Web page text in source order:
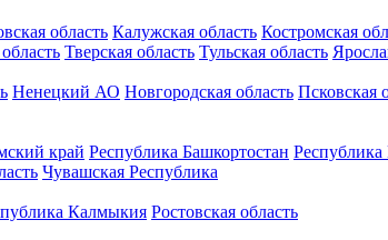
область Калужская область Костромская
Тверская область Тульская область
Ненецкий АО Новгородская область Псковская
край Республика Башкортостан
Чувашская Республика
Калмыкия Ростовская область